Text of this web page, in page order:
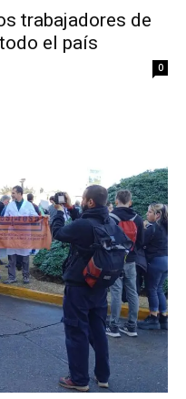
trabajadores de
el país
0